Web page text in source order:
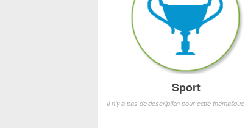
Sport
Il n'y a pas de description pour cette thématique